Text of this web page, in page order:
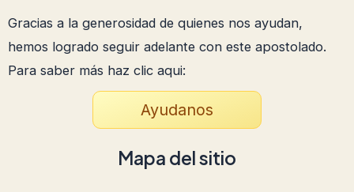
Gracias a la generosidad de quienes nos ayudan,
hemos logrado seguir adelante con este apostolado.
Para saber más haz clic aqui:
Ayudanos
Mapa del sitio